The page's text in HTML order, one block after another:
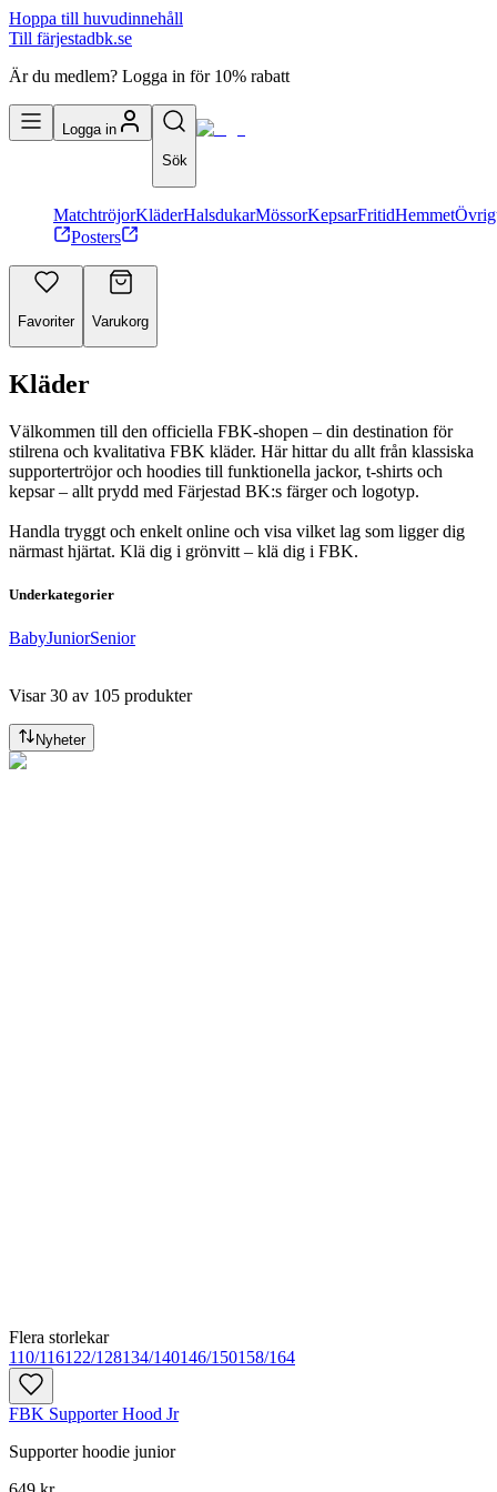
Hoppa till huvudinnehåll
Till färjestadbk.se
Är du medlem? Logga in för 10% rabatt
Logga in
Sök
MatchtröjorKläderHalsdukarMössorKepsarFritidHemmet
Posters
Favoriter Varukorg
Kläder
Välkommen till den officiella FBK-shopen – din destination för
stilrena och kvalitativa FBK kläder. Här hittar du allt från klassiska
supportertröjor och hoodies till funktionella jackor, t-shirts och
kepsar – allt prydd med Färjestad BK:s färger och logotyp.
Handla tryggt och enkelt online och visa vilket lag som ligger dig
närmast hjärtat. Klä dig i grönvitt – klä dig i FBK.
Underkategorier
BabyJuniorSenior
Visar30 av 105 produkter
Nyheter
Flera storlekar
110/116122/128134/140146/150158/164
FBK Supporter Hood Jr
Supporter hoodie junior